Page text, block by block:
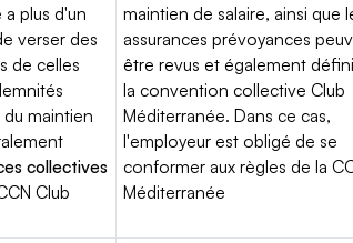
plus d'un
verser des
de celles
maintien
collectives
Club
maintien de salaire, ainsi que
assurances prévoyances
être revus et également
la convention collective Club
Méditerranée. Dans ce cas,
l'employeur est obligé de se
conformer aux règles de la
Méditerranée